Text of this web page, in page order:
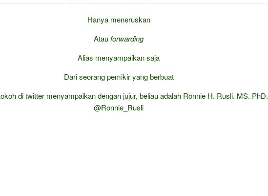
Hanya meneruskan
Atauforwarding
Alias menyampaikan saja
Dari seorang pemikir yang berbuat
di twitter menyampaikan dengan jujur, beliau adalah Ronnie H. Rusli. MS. PhD.
@Ronnie_Rusli